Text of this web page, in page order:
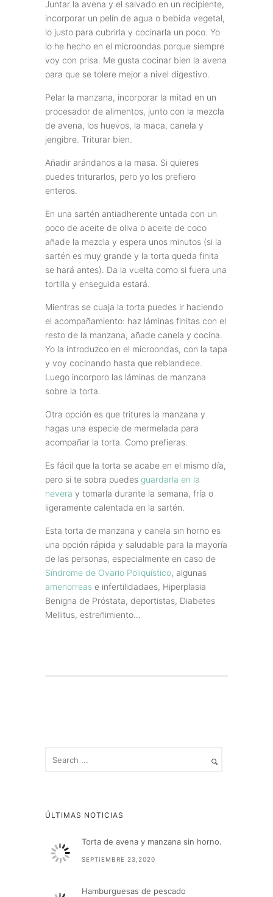
Juntar la avena y el salvado en un recipiente,
incorporar un pelín de agua o bebida vegetal,
lo justo para cubrirla y cocinarla un poco. Yo
lo he hecho en el microondas porque siempre
voy con prisa. Me gusta cocinar bien la avena
para que se tolere mejor a nivel digestivo.
Pelar la manzana, incorporar la mitad en un
procesador de alimentos, junto con la mezcla
de avena, los huevos, la maca, canela y
jengibre. Triturar bien.
Añadir arándanos a la masa. Si quieres
puedes triturarlos, pero yo los prefiero
enteros.
En una sartén antiadherente untada con un
poco de aceite de oliva o aceite de coco
añade la mezcla y espera unos minutos (si la
sartén es muy grande y la torta queda finita
se hará antes). Da la vuelta como si fuera una
tortilla y enseguida estará.
Mientras se cuaja la torta puedes ir haciendo
el acompañamiento: haz láminas finitas con el
resto de la manzana, añade canela y cocina.
Yo la introduzco en el microondas, con la tapa
y voy cocinando hasta que reblandece.
Luego incorporo las láminas de manzana
sobre la torta.
Otra opción es que tritures la manzana y
hagas una especie de mermelada para
acompañar la torta. Como prefieras.
Es fácil que la torta se acabe en el mismo día,
pero si te sobra puedes guardarla en la
nevera y tomarla durante la semana, fría o
ligeramente calentada en la sartén.
Esta torta de manzana y canela sin horno es
una opción rápida y saludable para la mayoría
de las personas, especialmente en caso de
Síndrome de Ovario Poliquístico, algunas
amenorreas e infertilidadaes, Hiperplasia
Benigna de Próstata, deportistas, Diabetes
Mellitus, estreñimiento…
ÚLTIMAS NOTICIAS
Torta de avena y manzana sin horno.
SEPTIEMBRE 23,2020
Hamburguesas de pescado